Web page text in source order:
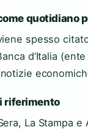
quotidiano
spesso
d’Italia
riferimento
La Stampa